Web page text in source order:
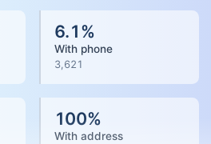
6.1%
With phone
3,621
100%
With address